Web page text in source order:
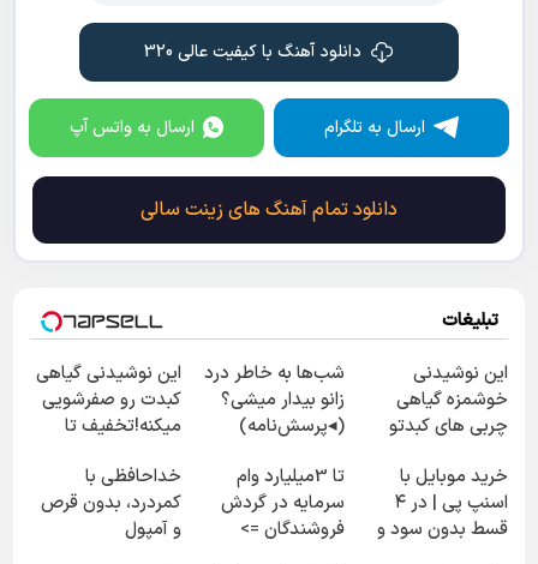
دانلود آهنگ با کیفیت عالی 320
ارسال به تلگرام ارسال به واتس آپ
دانلود تمام آهنگ های زینت سالی
تبلیغات
این نوشیدنی
خوشمزه گیاهی
چربی های کبدتو
شب‌ها به خاطر درد
زانو بیدار میشی؟
(◂پرسش‌نامه)
این نوشیدنی گیاهی
کبدت رو صفرشویی
میکنه!تخفیف تا
خرید موبایل با
اسنپ پی | در ۴
قسط بدون سود و
تا 3میلیارد وام
سرمایه در گردش
فروشندگان =>
خداحافظی با
کمردرد، بدون قرص
و آمپول